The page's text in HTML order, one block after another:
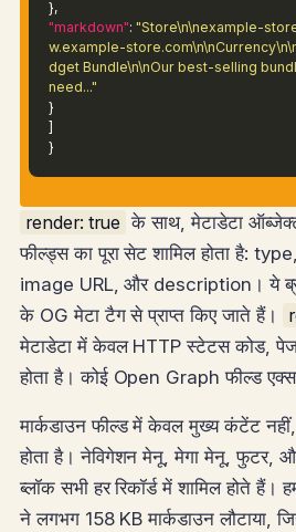
},
"markdown": "Store\n\nexample-
w.example-
dget Bundle\n\nOur best-selling
need..."
}
]
}
render: true के साथ, मेटाडेटा
फील्ड्स का पूरा सेट शामिल होता है:
image URL, और description। ये
के OG मेटा टैग से प्राप्त किए जाते हैं।
मेटाडेटा में केवल HTTP स्टेटस कोड,
होता है। कोई Open Graph फील्ड
मार्कडाउन फील्ड में केवल मुख्य कंटेंट
होता है। नेविगेशन मेनू, मेगा मेनू, फुटर,
ब्लॉक सभी हर रिकॉर्ड में शामिल होते हैं।
ने लगभग 158 KB मार्कडाउन लौटाया,